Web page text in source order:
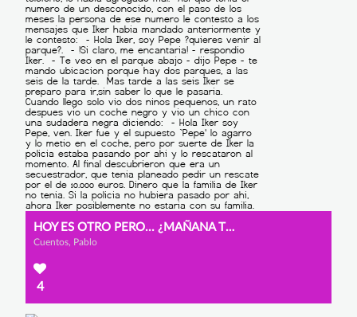
HOY ES OTRO PERO... ¿MAÑANA TÚ?
Cuentos, Pablo
4